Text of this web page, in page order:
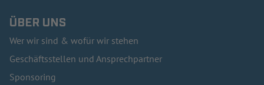
ÜBER UNS
Wer wir sind & wofür wir stehen
Geschäftsstellen und Ansprechpartner
Sponsoring